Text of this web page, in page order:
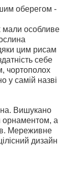
оберегом -
мали особливе
цим рисам
себе
чортополох
у самій назві
Вишукано
орнаментом, а
Мереживне
дизайн